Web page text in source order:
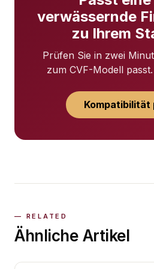
verwässernde
zu Ihrem
Prüfen Sie in zwei
zum CVF-Modell
Kompatibilität
Ähnliche Artikel